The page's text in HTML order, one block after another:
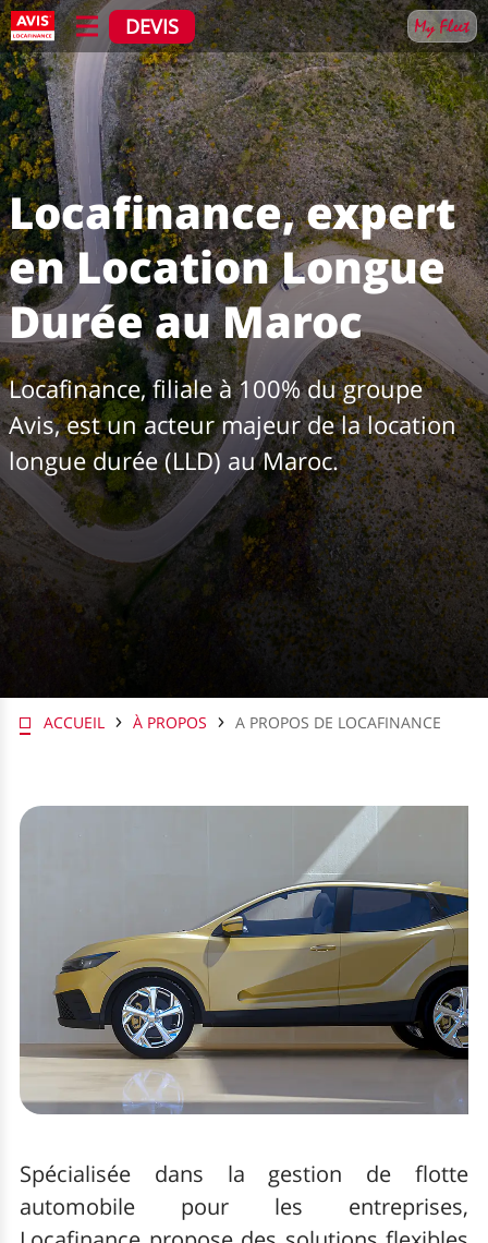
DEVIS
Locafinance, expert
en Location Longue
Durée au Maroc
Locafinance, filiale à 100% du groupe
Avis, est un acteur majeur de la location
longue durée (LLD) au Maroc.
ACCUEIL À PROPOS A PROPOS DE LOCAFINANCE
Spécialisée dans la gestion de flotte
automobile pour les entreprises,